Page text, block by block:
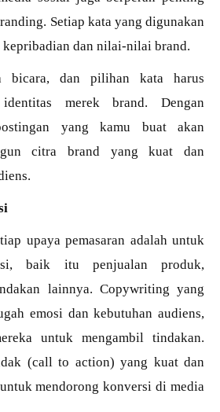
Setiap kata yang digunakan
kepribadian dan nilai-nilai brand.
bicara, dan pilihan kata harus
merek brand. Dengan
yang kamu buat akan
citra brand yang kuat dan
upaya pemasaran adalah untuk
baik itu penjualan produk,
lainnya. Copywriting yang
emosi dan kebutuhan audiens,
untuk mengambil tindakan.
(call to action) yang kuat dan
mendorong konversi di media